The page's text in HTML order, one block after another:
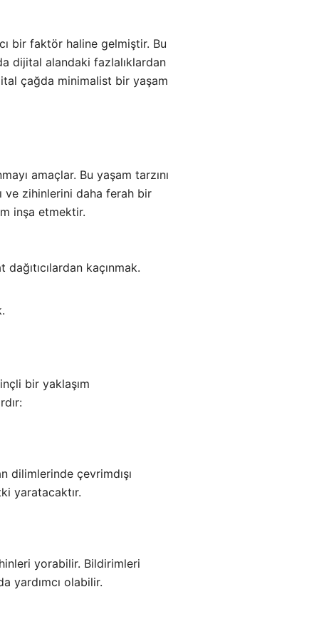
bir faktör haline gelmiştir. Bu
dijital alandaki fazlalıklardan
çağda minimalist bir yaşam
amaçlar. Bu yaşam tarzını
ve zihinlerini daha ferah bir
inşa etmektir.
kaçınmak.
bir yaklaşım
dilimlerinde çevrimdışı
yaratacaktır.
yorabilir. Bildirimleri
yardımcı olabilir.